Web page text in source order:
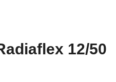
12/50